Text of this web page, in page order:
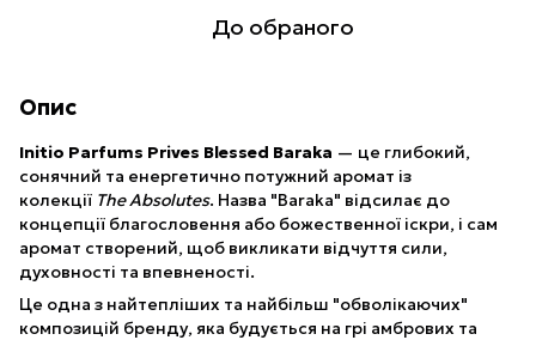
До обраного
Опис
Initio Parfums Prives Blessed Baraka — це глибокий,
сонячний та енергетично потужний аромат із
колекції The Absolutes. Назва "Baraka" відсилає до
концепції благословення або божественної іскри, і сам
аромат створений, щоб викликати відчуття сили,
духовності та впевненості.
Це одна з найтепліших та найбільш "обволікаючих"
композицій бренду, яка будується на грі амбрових та